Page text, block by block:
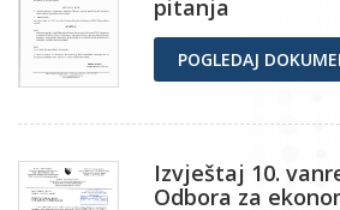
pitanja
POGLEDAJ
Izvještaj 10.
Odbora za